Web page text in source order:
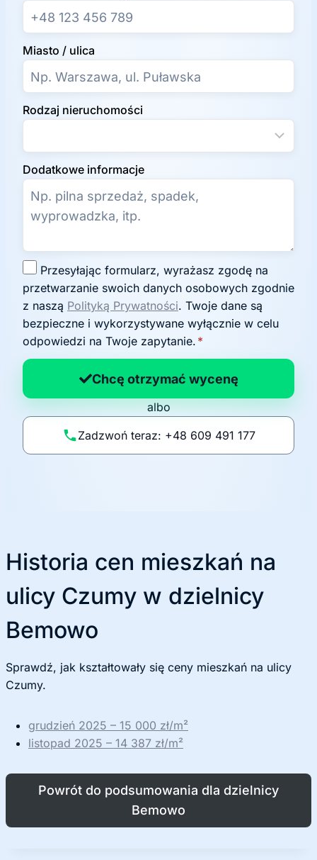
Miasto / ulica
Rodzaj nieruchomości
Dodatkowe informacje
g
o
d
a
n
p
li
t
przetwarzanie swoich danych osobowych zgodnie
z naszą Polityką Prywatności. Twoje dane są
bezpieczne i wykorzystywane wyłącznie w celu
odpowiedzi na Twoje zapytanie. *
Chcę otrzymać wycenę
albo
Zadzwoń teraz: +48 609 491 177
Historia cen mieszkań na
ulicy Czumy w dzielnicy
Bemowo
Sprawdź, jak kształtowały się ceny mieszkań na ulicy
Czumy.
grudzień 2025 – 15 000 zł/m²
listopad 2025 – 14 387 zł/m²
Powrót do podsumowania dla dzielnicy
Bemowo